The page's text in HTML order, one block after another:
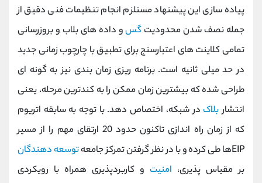
پیاده‌ سازی این پیشنهاد مستلزم انجام تنظیمات فنی دقیق از
جمله نصف شدن محدودیت گسو داده ‌های بلاب و بروزرسانی
تمامی کلاینت‌ های اعتبارسنج برای تطبیق با چارچوب زمانی جدید
در حد میلی‌ ثانیه است. برنامه ‌ریزی زمان ‌بندی نیز به گونه ‌ای
طراحی شده که بیشترین زمان ممکن را به کندترین مرحله، یعنی
انتشاربلاک در شبکه، اختصاص دهد. با توجه به سابقه اتریوم
که از زمان راه ‌اندازی تاکنون حدود 20 ارتقای مهم را از مسیر
EIPها طی کرده و با در نظر گرفتن تمرکز جامعه
توسعه‌ دهندگان
بر مقیاس ‌پذیری، امنیت و کاربردپذیری همراه با رویکردی